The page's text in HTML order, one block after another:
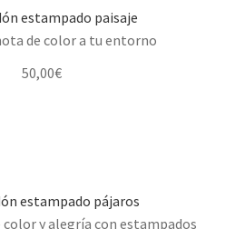
estampado paisaje
de color a tu entorno
50,00€
estampado pájaros
color y alegría con estampados